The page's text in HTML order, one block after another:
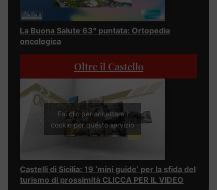
La Buona Salute 63° puntata: Ortopedia
oncologica
Oltre il Castello
Fai clic per accettare i
cookie per questo servizio
Castelli di Sicilia: 19 ‘mini guide’ per la sfida del
turismo di prossimità CLICCA PER IL VIDEO